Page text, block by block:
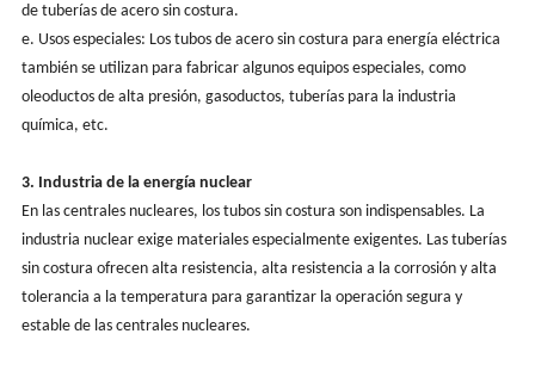
de tuberías de acero sin costura.
e. Usos especiales: Los tubos de acero sin costura para energía eléctrica
también se utilizan para fabricar algunos equipos especiales, como
oleoductos de alta presión, gasoductos, tuberías para la industria
química, etc.
3. Industria de la energía nuclear
En las centrales nucleares, los tubos sin costura son indispensables. La
industria nuclear exige materiales especialmente exigentes. Las tuberías
sin costura ofrecen alta resistencia, alta resistencia a la corrosión y alta
tolerancia a la temperatura para garantizar la operación segura y
estable de las centrales nucleares.